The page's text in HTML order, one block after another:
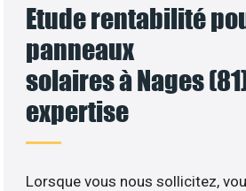
Etude rentabilité
panneaux
solaires à Nages
expertise
Lorsque vous nous sollicitez,